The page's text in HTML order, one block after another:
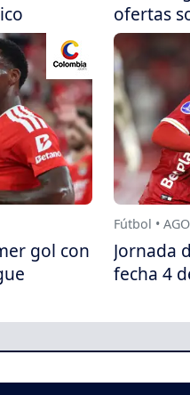
ofertas
gol con
Fútbol •
Jornada
fecha 4